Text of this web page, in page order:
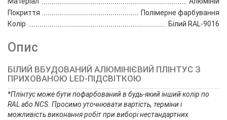
Покриття
Полімерне фарбування
Колір
Білий RAL-9016
Опис
БІЛИЙ ВБУДОВАНИЙ АЛЮМІНІЄВИЙ ПЛІНТУС З
ПРИХОВАНОЮ LED-ПІДСВІТКОЮ
*Плінтус може бути пофарбований в будь-який інший колір по
RAL або NCS. Просимо уточнювати вартість, терміни і
можливість виконання робіт при виборі нестандартних